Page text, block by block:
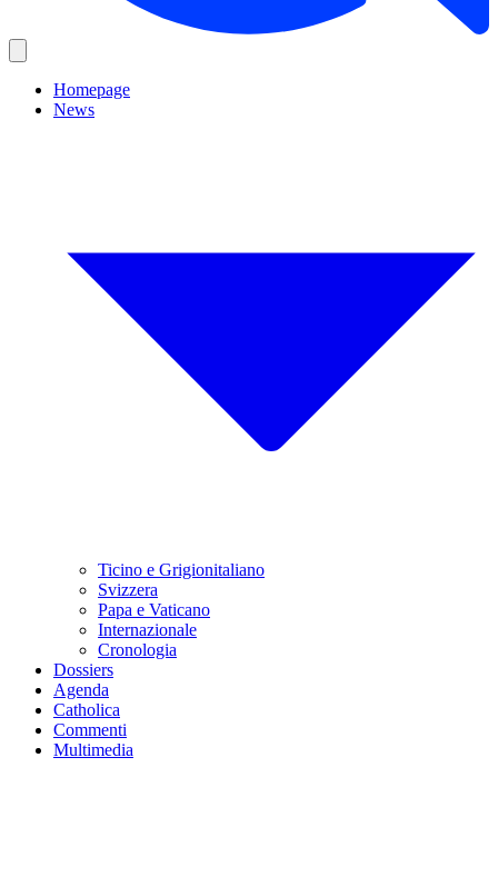
Homepage
News
Ticino e Grigionitaliano
Svizzera
Papa e Vaticano
Internazionale
Cronologia
Dossiers
Agenda
Catholica
Commenti
Multimedia